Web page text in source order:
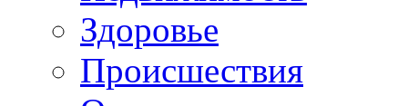
Здоровье
Происшествия